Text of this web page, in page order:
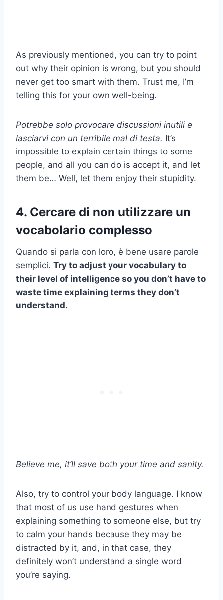
As previously mentioned, you can try to point
out why their opinion is wrong, but you should
never get too smart with them. Trust me, I’m
telling this for your own well-being.
Potrebbe solo provocare discussioni inutili e
lasciarvi con un terribile mal di testa. It’s
impossible to explain certain things to some
people, and all you can do is accept it, and let
them be… Well, let them enjoy their stupidity.
4. Cercare di non utilizzare un
vocabolario complesso
Quando si parla con loro, è bene usare parole
semplici. Try to adjust your vocabulary to
their level of intelligence so you don’t have to
waste time explaining terms they don’t
understand.
Believe me, it’ll save both your time and sanity.
Also, try to control your body language. I know
that most of us use hand gestures when
explaining something to someone else, but try
to calm your hands because they may be
distracted by it, and, in that case, they
definitely won’t understand a single word
you’re saying.